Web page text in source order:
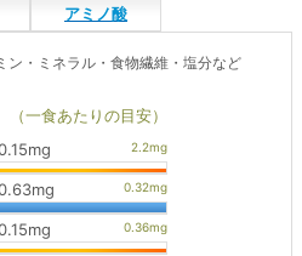
アミノ酸
ン・ミネラル・食物繊維・塩分など
（一食あたりの目安）